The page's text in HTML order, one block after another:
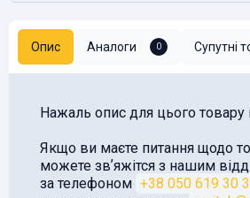
Опис Аналоги 0 Супутні
Нажаль опис для цього товару
Якщо ви маєте питання щодо
можете звʼяжітся з нашим
за телефоном +38 050 619 30